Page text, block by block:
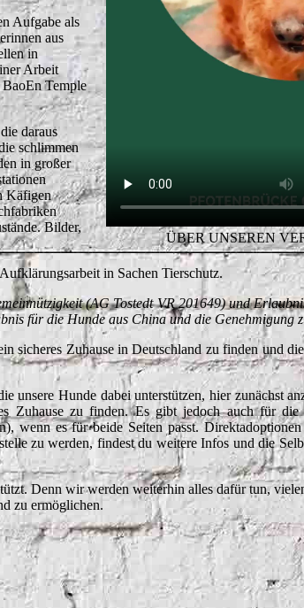
ÜBER UNSEREN
Aufgabe als
aus
in
Arbeit
Temple
daraus
schlimmen
in großer
Käfigen
Bilder,
in Sachen Tierschutz.
(AG Tostedt VR 201649) und
für die Hunde aus China und die Genehmigung
sicheres Zuhause in Deutschland zu finden und
unsere Hunde dabei unterstützen, hier zunächst
Zuhause zu finden. Es gibt jedoch auch für die
wenn es für beide Seiten passt.
zu werden, findest du weitere Infos und die
Denn wir werden weiterhin alles dafür tun,
zu ermöglichen.